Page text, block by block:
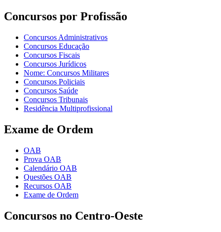
Concursos por Profissão
Concursos Administrativos
Concursos Educação
Concursos Fiscais
Concursos Jurídicos
Nome: Concursos Militares
Concursos Policiais
Concursos Saúde
Concursos Tribunais
Residência Multiprofissional
Exame de Ordem
OAB
Prova OAB
Calendário OAB
Questões OAB
Recursos OAB
Exame de Ordem
Concursos no Centro-Oeste